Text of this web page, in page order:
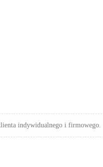
indywidualnego i firmowego.